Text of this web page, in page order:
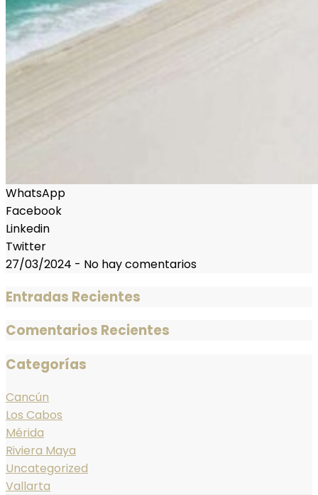
WhatsApp
Facebook
Linkedin
Twitter
27/03/2024 - No hay comentarios
Entradas Recientes
Comentarios Recientes
Categorías
Cancún
Los Cabos
Mérida
Riviera Maya
Uncategorized
Vallarta